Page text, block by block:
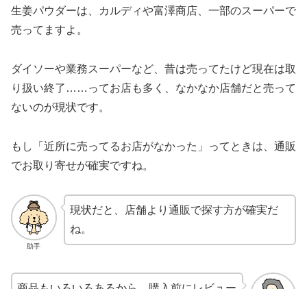
生姜パウダーは、カルディや富澤商店、一部のスーパーで
売ってますよ。
ダイソーや業務スーパーなど、昔は売ってたけど現在は取
り扱い終了……ってお店も多く、なかなか店舗だと売って
ないのが現状です。
もし「近所に売ってるお店がなかった」ってときは、通販
でお取り寄せが確実ですね。
助手
現状だと、店舗より通販で探す方が確実だ
ね。